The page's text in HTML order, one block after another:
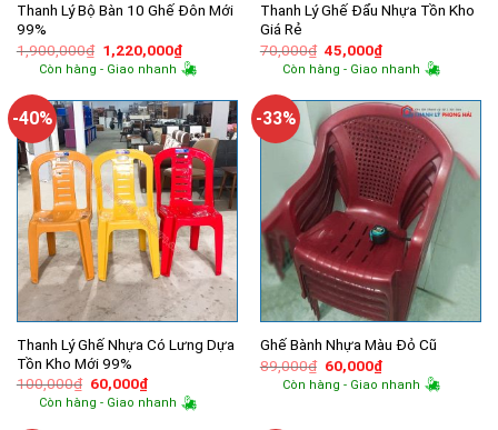
Thanh Lý Bộ Bàn 10 Ghế Đôn Mới
99%
1,900,000₫ Giá
gốc
là:
1,220,000₫Giá
hiện
tại
1,220,000₫.
Còn hàng - Giao nhanh
Thanh Lý Ghế Đẩu Nhựa Tồn Kho
Giá Rẻ
70,000₫ Giá
gốc
là:
45,000₫Giá
hiện
tại
45,000₫.
Còn hàng - Giao nhanh
-40%
Thanh Lý Ghế Nhựa Có Lưng Dựa
Tồn Kho Mới 99%
100,000₫ Giá
gốc
là:
60,000₫Giá
hiện
tại
Còn hàng - Giao nhanh
-33%
Ghế Bành Nhựa Màu Đỏ Cũ
89,000₫ Giá
gốc
là:
60,000₫Giá
hiện
tại
Còn hàng - Giao nhanh